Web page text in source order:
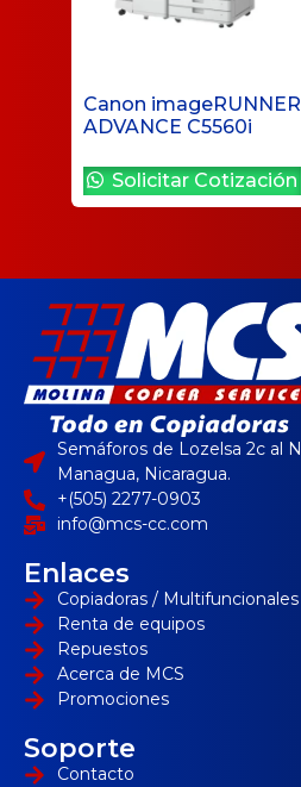
Canon imageRUNNER
ADVANCE C5560i
Solicitar Cotización
Semáforos de Lozelsa 2c al
Managua, Nicaragua.
+(505) 2277-0903
info@mcs-cc.com
Enlaces
Copiadoras / Multifuncionales
Renta de equipos
Repuestos
Acerca de MCS
Promociones
Soporte
Contacto